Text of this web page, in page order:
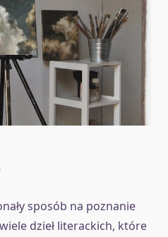
sposób na poznanie
dzieł literackich, które